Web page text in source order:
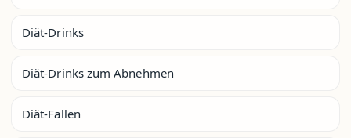
Diät-Drinks
Diät-Drinks zum Abnehmen
Diät-Fallen